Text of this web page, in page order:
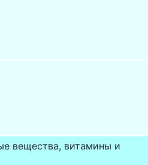
вещества, витамины и